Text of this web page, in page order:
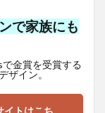
で家族にも
金賞を受賞する
ザイン。
イトはこち